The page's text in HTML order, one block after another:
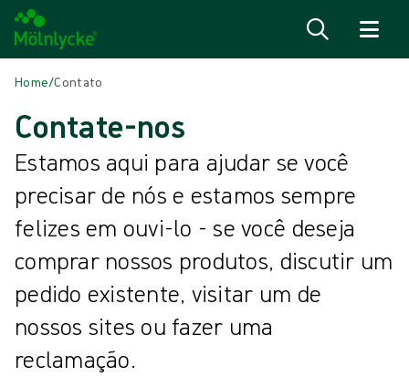
Home/Contato
Contate-nos
Estamos aqui para ajudar se você
precisar de nós e estamos sempre
felizes em ouvi-lo - se você deseja
comprar nossos produtos, discutir um
pedido existente, visitar um de
nossos sites ou fazer uma
reclamação.